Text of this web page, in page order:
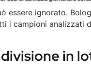
essere ignorato.
i campioni analizzati
in